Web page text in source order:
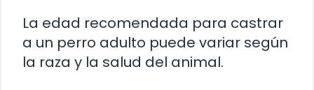
La edad recomendada para castrar
a un perro adulto puede variar según
la raza y la salud del animal.